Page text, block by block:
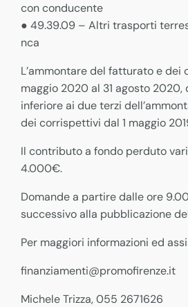
con conducente
● 49.39.09 – Altri trasporti
nca
L’ammontare del fatturato e dei
maggio 2020 al 31 agosto 2020,
inferiore ai due terzi
dei corrispettivi dal 1 maggio
Il contributo a fondo perduto
4.000€.
Domande a partire dalle ore
successivo alla pubblicazione
Per maggiori informazioni ed
finanziamenti@promofirenze.it
Michele Trizza, 055 2671626